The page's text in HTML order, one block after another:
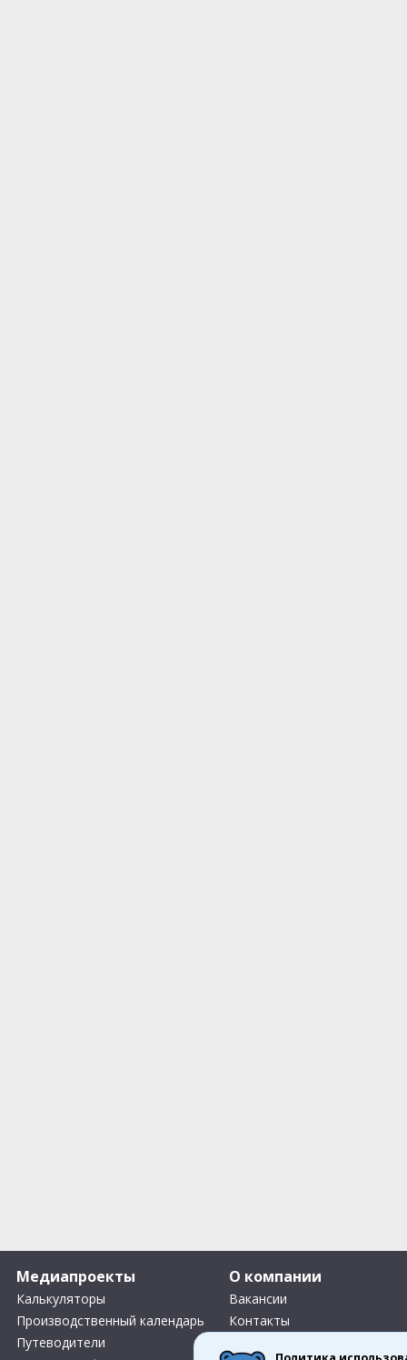
Медиапроекты
Калькуляторы
Производственный календарь
Путеводители
О компании
Вакансии
Контакты